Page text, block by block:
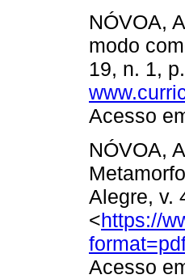
NÓVOA,
modo
19, n. 1,
Acesso
NÓVOA,
Alegre, v.
<https://
Acesso